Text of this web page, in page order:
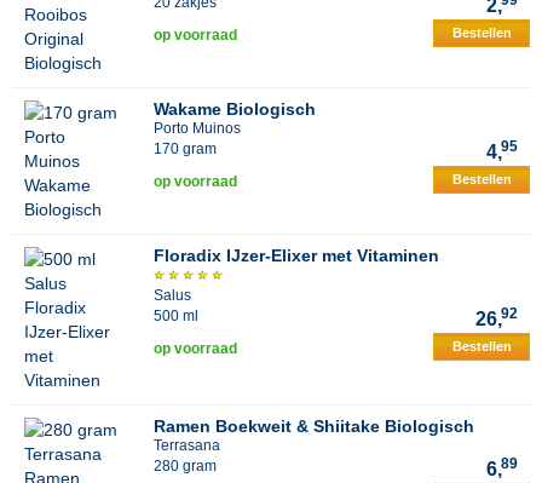
2,
op voorraad Bestellen
Wakame Biologisch
Porto Muinos
170 gram
4,95
op voorraad Bestellen
Floradix IJzer-Elixer met Vitaminen
Salus
500 ml
26,92
op voorraad Bestellen
Ramen Boekweit & Shiitake Biologisch
Terrasana
280 gram
6,89